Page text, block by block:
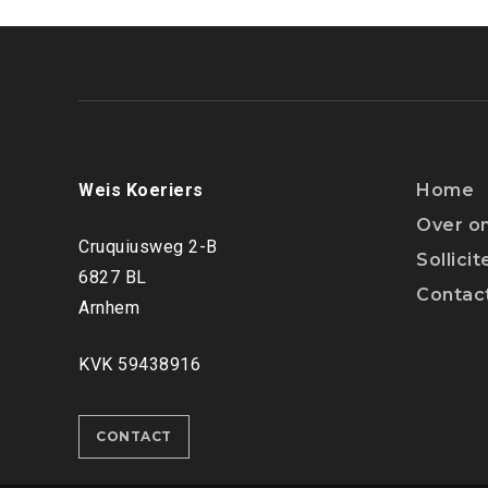
Weis Koeriers
Cruquiusweg 2-B
6827 BL
Arnhem
KVK 59438916
CONTACT
Home
Over